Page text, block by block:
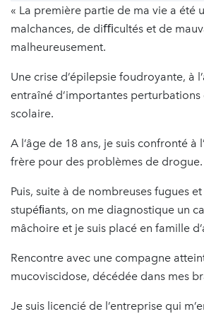
« La première partie de ma vie a été
malchances, de diﬃcultés et de
malheureusement.
Une crise d’épilepsie foudroyante, à
entraîné d’importantes
scolaire.
A l’âge de 18 ans, je suis confronté à
frère pour des problèmes de drogue.
Puis, suite à de nombreuses fugues
stupéﬁants, on me diagnostique un
mâchoire et je suis placé en famille
Rencontre avec une compagne
mucoviscidose, décédée dans mes
Je suis licencié de l’entreprise qui